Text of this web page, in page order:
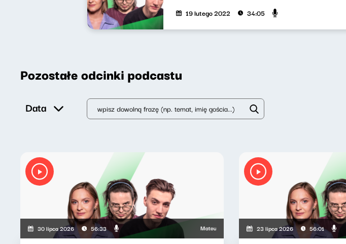
19 lutego 2022 34:05
Pozostałe odcinki podcastu
Data
30 lipca 2026 56:33 Mateusz Andruszkiewicz, Marcin Mann, Zuzanna Iłenda
23 lipca 2026 56:01